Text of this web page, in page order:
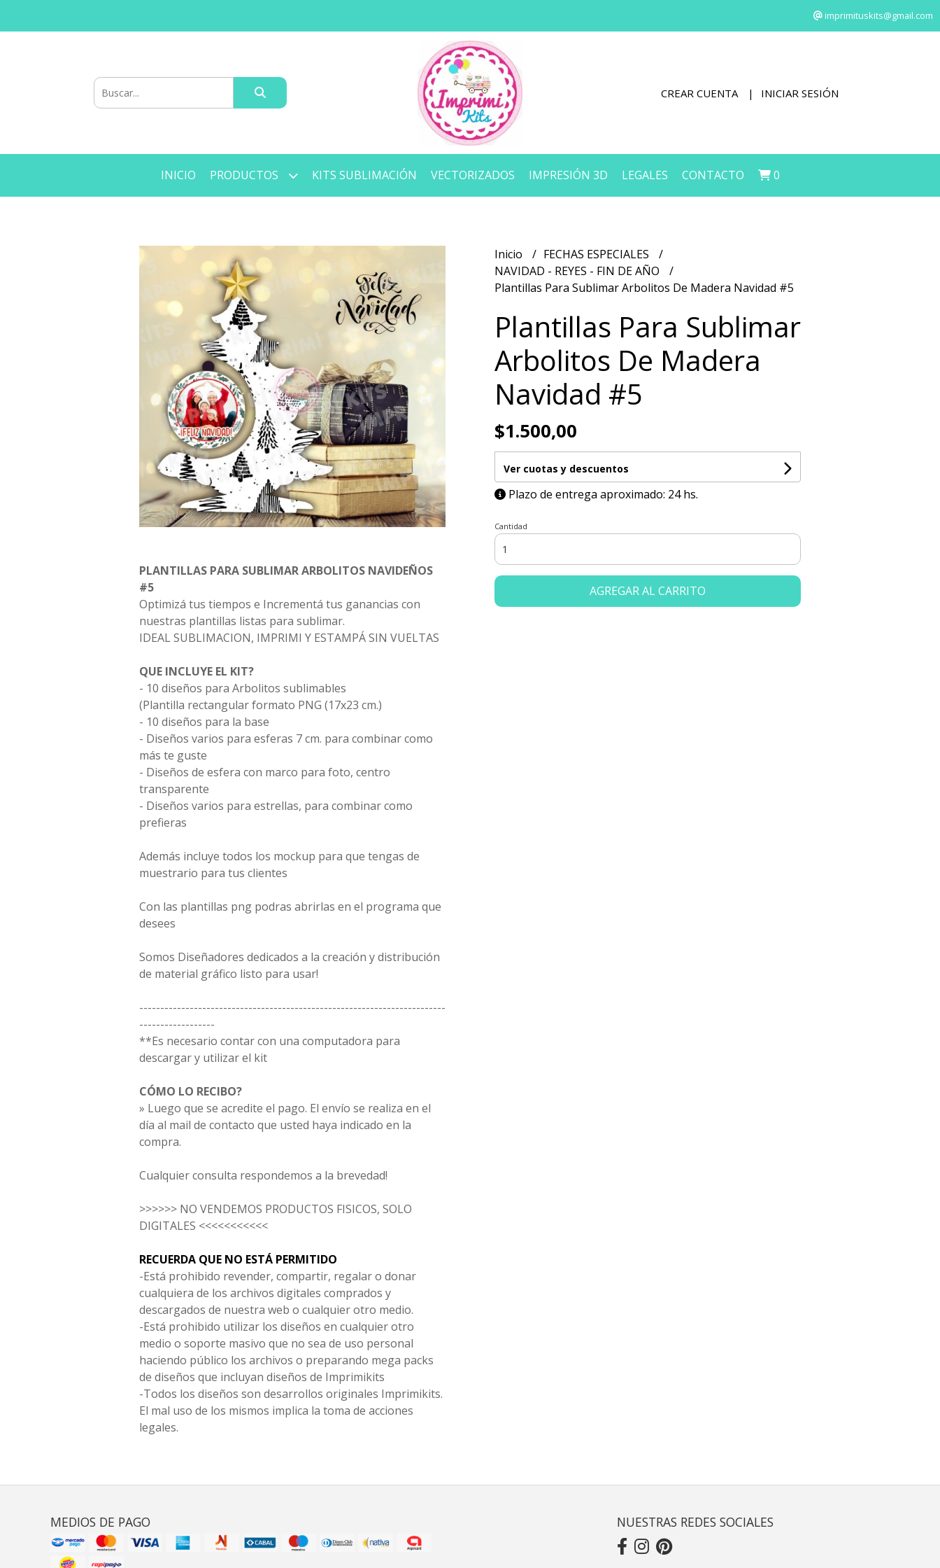
imprimituskits@gmail.com
CREAR CUENTA INICIAR SESIÓN
INICIO PRODUCTOS KITS SUBLIMACIÓN VECTORIZADOS IMPRESIÓN 3D LEGALES CONTACTO 0
PLANTILLAS PARA SUBLIMAR ARBOLITOS NAVIDEÑOS
#5
Optimizá tus tiempos e Incrementá tus ganancias con
nuestras plantillas listas para sublimar.
IDEAL SUBLIMACION, IMPRIMI Y ESTAMPÁ SIN VUELTAS
QUE INCLUYE EL KIT?
- 10 diseños para Arbolitos sublimables
(Plantilla rectangular formato PNG (17x23 cm.)
- 10 diseños para la base
- Diseños varios para esferas 7 cm. para combinar como
más te guste
- Diseños de esfera con marco para foto, centro
transparente
- Diseños varios para estrellas, para combinar como
prefieras
Además incluye todos los mockup para que tengas de
muestrario para tus clientes
Con las plantillas png podras abrirlas en el programa que
desees
Somos Diseñadores dedicados a la creación y distribución
de material gráfico listo para usar!
-------------------------------------------------------------------------
------------------
**Es necesario contar con una computadora para
descargar y utilizar el kit
CÓMO LO RECIBO?
» Luego que se acredite el pago. El envío se realiza en el
día al mail de contacto que usted haya indicado en la
compra.
Cualquier consulta respondemos a la brevedad!
>>>>>> NO VENDEMOS PRODUCTOS FISICOS, SOLO
DIGITALES <<<<<<<<<<<
RECUERDA QUE NO ESTÁ PERMITIDO
-Está prohibido revender, compartir, regalar o donar
cualquiera de los archivos digitales comprados y
descargados de nuestra web o cualquier otro medio.
-Está prohibido utilizar los diseños en cualquier otro
medio o soporte masivo que no sea de uso personal
haciendo público los archivos o preparando mega packs
de diseños que incluyan diseños de Imprimikits
-Todos los diseños son desarrollos originales Imprimikits.
El mal uso de los mismos implica la toma de acciones
legales.
Inicio
FECHAS ESPECIALES
NAVIDAD - REYES - FIN DE AÑO
Plantillas Para Sublimar Arbolitos De Madera Navidad #5
Plantillas Para Sublimar
Arbolitos De Madera
Navidad #5
$1.500,00
Ver cuotas y descuentos
Plazo de entrega aproximado: 24 hs.
Cantidad
AGREGAR AL CARRITO
MEDIOS DE PAGO NUESTRAS REDES SOCIALES